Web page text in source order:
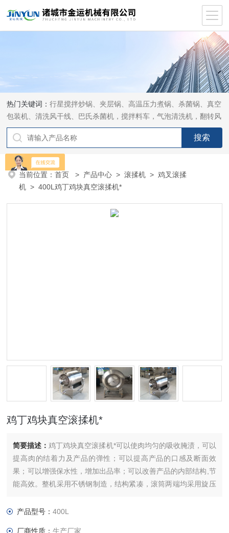
热门关键词：行星搅拌炒锅、夹层锅、高温压力煮锅、杀菌锅、真空
包装机、清洗风干线、巴氏杀菌机，搅拌料车，气泡清洗机，翻转风
干机
当前位置：首页 > 产品中心 >滚揉机 >鸡叉滚揉
机 > 400L鸡丁鸡块真空滚揉机*
鸡丁鸡块真空滚揉机*
简要描述： 鸡丁鸡块真空滚揉机*可以使肉均匀的吸收腌渍，可以
提高肉的结着力及产品的弹性；可以提高产品的口感及断面效
果；可以增强保水性，增加出品率；可以改善产品的内部结构,节
能高效。整机采用不锈钢制造，结构紧凑，滚筒两端均采用旋压
匀，噪音小，性能可靠，操作简便，使用效率更高。
产品型号：400L
厂商性质：生产厂家